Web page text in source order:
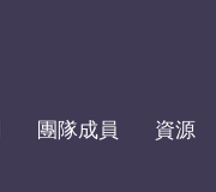
團隊成員 資源